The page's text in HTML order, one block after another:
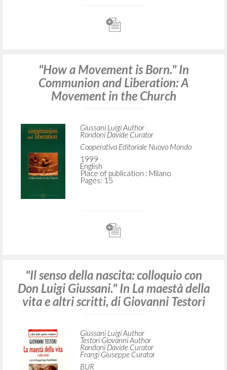
"How a Movement is Born." In
Communion and Liberation: A
Movement in the Church
Giussani Luigi Author
Rondoni Davide Curator
Cooperativa Editoriale Nuovo Mondo
1999
English
Place of publication : Milano
Pages: 15
"Il senso della nascita: colloquio con
Don Luigi Giussani." In La maestà della
vita e altri scritti, di Giovanni Testori
Giussani Luigi Author
Testori Giovanni Author
Rondoni Davide Curator
Frangi Giuseppe Curator
BUR